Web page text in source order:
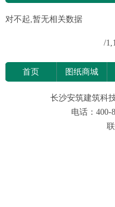
对不起,暂无相关数据
/
首页 图纸商城
长沙安筑建筑科
电话：400-